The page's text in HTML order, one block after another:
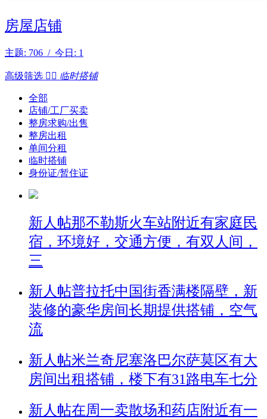
房屋店铺
主题: 706 / 今日: 1
高级筛选   临时搭铺
全部
店铺/工厂买卖
整房求购/出售
整房出租
单间分租
临时搭铺
身份证/暂住证
新人帖那不勒斯火车站附近有家庭民
宿，环境好，交通方便，有双人间，
三
新人帖普拉托中国街香满楼隔壁，新
装修的豪华房间长期提供搭铺，空气
流
新人帖米兰奇尼塞洛巴尔萨莫区有大
房间出租搭铺，楼下有31路电车七分
新人帖在周一卖散场和药店附近有一